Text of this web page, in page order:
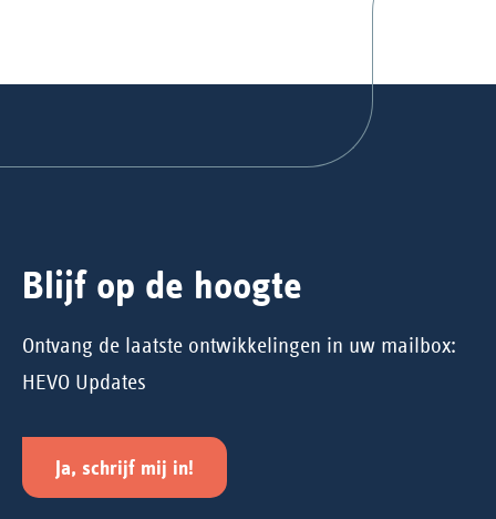
Blijf op de hoogte
Ontvang de laatste ontwikkelingen in uw mailbox:
HEVO Updates
Ja, schrijf mij in!